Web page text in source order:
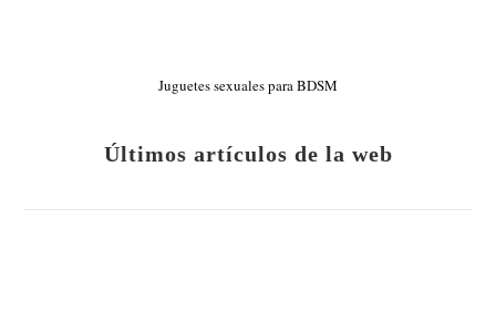
Juguetes sexuales para BDSM
Últimos artículos de la web